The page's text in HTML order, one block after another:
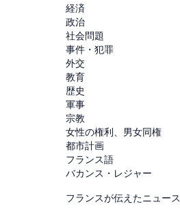
経済
政治
社会問題
事件・犯罪
外交
教育
歴史
軍事
宗教
女性の権利、男女同権
都市計画
フランス語
バカンス・レジャー
フランスが伝えたニュース